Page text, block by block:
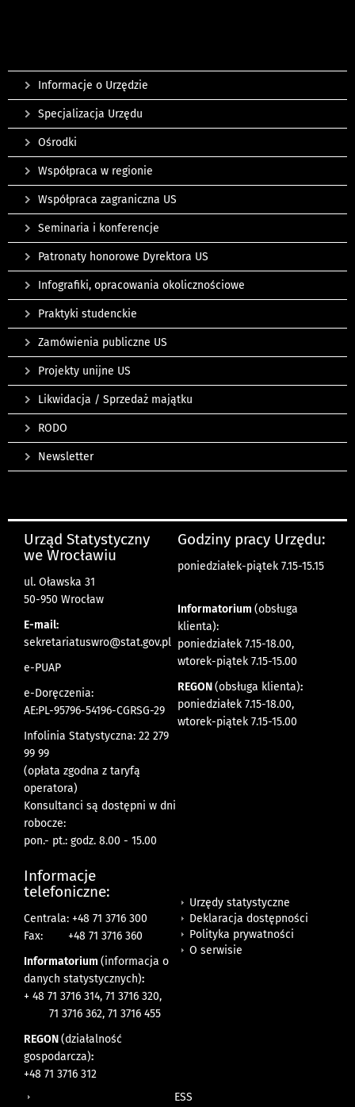
Informacje o Urzędzie
Specjalizacja Urzędu
Ośrodki
Współpraca w regionie
Współpraca zagraniczna US
Seminaria i konferencje
Patronaty honorowe Dyrektora US
Infografiki, opracowania okolicznościowe
Praktyki studenckie
Zamówienia publiczne US
Projekty unijne US
Likwidacja / Sprzedaż majątku
RODO
Newsletter
Urząd Statystyczny
we Wrocławiu
ul. Oławska 31
50-950 Wrocław
E-mail:
sekretariatuswro@stat.gov.pl
e-PUAP
e-Doręczenia:
AE:PL-95796-54196-CGRSG-29
Infolinia Statystyczna: 22 279
99 99
(opłata zgodna z taryfą
operatora)
Konsultanci są dostępni w dni
robocze:
pon.- pt.: godz. 8.00 - 15.00
Godziny pracy Urzędu:
poniedziałek-piątek 7.15-15.15
Informatorium (obsługa
klienta):
poniedziałek 7.15-18.00,
wtorek-piątek 7.15-15.00
REGON(obsługa klienta):
poniedziałek 7.15-18.00,
wtorek-piątek 7.15-15.00
Informacje
telefoniczne:
Centrala: +48 71 3716 300
Fax:
+48 71 3716 360
Informatorium (informacja o
danych statystycznych):
+ 48 71 3716 314, 71 3716 320,
71 3716 362, 71 3716 455
REGON(działalność
gospodarcza):
+48 71 3716 312
Urzędy statystyczne
Deklaracja dostępności
Polityka prywatności
O serwisie
ESS